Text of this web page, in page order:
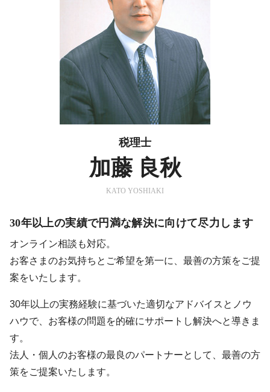
税理士
加藤 良秋
KATO YOSHIAKI
30年以上の実績で円満な解決に向けて尽力します
オンライン相談も対応。
お客さまのお気持ちとご希望を第一に、最善の方策をご提
案をいたします。
30年以上の実務経験に基づいた適切なアドバイスとノウ
ハウで、お客様の問題を的確にサポートし解決へと導きま
す。
法人・個人のお客様の最良のパートナーとして、最善の方
策をご提案いたします。